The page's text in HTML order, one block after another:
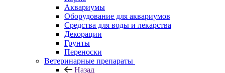
Аквариумы
Оборудование для аквариумов
Средства для воды и лекарства
Декорации
Грунты
Переноски
Ветеринарные препараты
Назад